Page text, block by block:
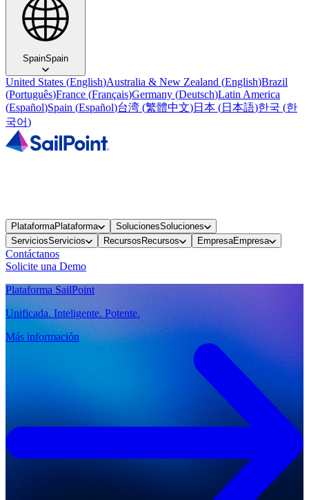
SpainSpain
United States (English)Australia & New Zealand (English)Brazil
(Português)France (Français)Germany (Deutsch)Latin America
(Español)Spain (Español)台湾 (繁體中文)日本 (日本語)한국 (한
국어)
PlataformaPlataforma SolucionesSoluciones
ServiciosServicios Recursos Recursos EmpresaEmpresa
Contáctanos
Solicite una Demo
Plataforma SailPoint
Unificada. Inteligente. Potente.
Más información